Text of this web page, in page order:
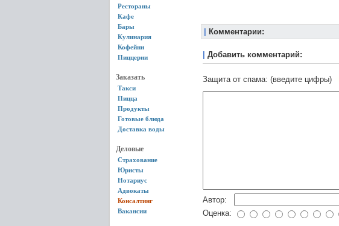
Рестораны
Кафе
Бары
Кулинария
Кофейни
Пиццерии
Заказать
Такси
Пицца
Продукты
Готовые блюда
Доставка воды
Деловые
Страхование
Юристы
Нотариус
Адвокаты
Консалтинг
Вакансии
Комментарии:
Добавить комментарий:
Защита от спама: (введите цифры)
Автор:
Оценка: